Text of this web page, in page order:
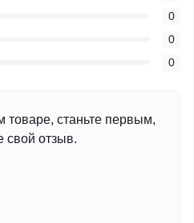
0
0
0
товаре, станьте первым,
свой отзыв.